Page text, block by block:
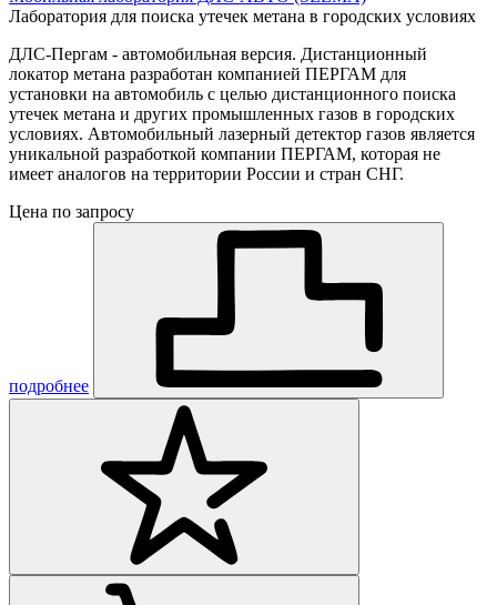
Лаборатория для поиска утечек метана в городских условиях
ДЛС-Пергам - автомобильная версия. Дистанционный
локатор метана разработан компанией ПЕРГАМ для
установки на автомобиль с целью дистанционного поиска
утечек метана и других промышленных газов в городских
условиях. Автомобильный лазерный детектор газов является
уникальной разработкой компании ПЕРГАМ, которая не
имеет аналогов на территории России и стран СНГ.
Цена по запросу
подробнее